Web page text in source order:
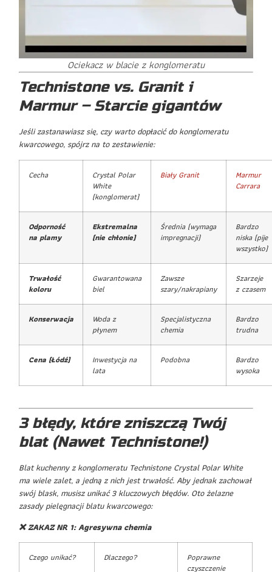
Ociekacz w blacie z konglomeratu
Technistone vs. Granit i
Marmur – Starcie gigantów
Jeśli zastanawiasz się, czy warto dopłacić do konglomeratu
kwarcowego, spójrz na to zestawienie:
Cecha
Crystal Polar
White
(konglomerat)
Biały Granit
Marmur
Carrara
Odporność
na plamy
Ekstremalna
(nie chłonie)
Średnia (wymaga
impregnacji)
Bardzo
niska (pije
wszystko)
Trwałość
koloru
Gwarantowana
biel
Zawsze
szary/nakrapiany
Szarzeje
z czasem
Konserwacja
Woda z
płynem
Specjalistyczna
chemia
Bardzo
trudna
Cena (Łódź)
Inwestycja na
lata
Podobna
Bardzo
wysoka
3 błędy, które zniszczą Twój
blat (Nawet Technistone!)
Blat kuchenny z konglomeratu Technistone Crystal Polar White
ma wiele zalet, a jedną z nich jest trwałość. Aby jednak zachował
swój blask, musisz unikać 3 kluczowych błędów. Oto żelazne
zasady pielęgnacji blatu kwarcowego:
❌ ZAKAZ NR 1: Agresywna chemia
Czego unikać? Dlaczego?
Poprawne
czyszczenie